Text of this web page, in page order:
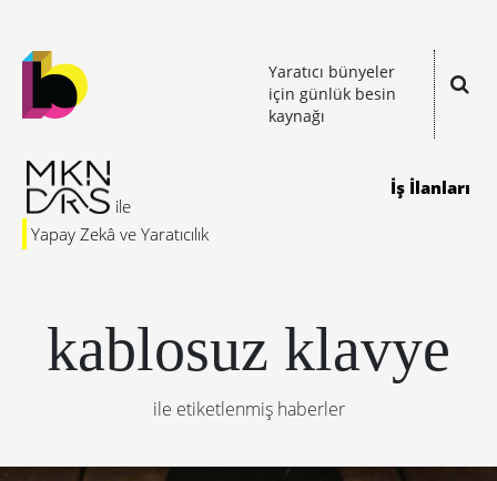
Yaratıcı bünyeler
için günlük besin
kaynağı
Yapay Zekâ ve Yaratıcılık
İş İlanları
kablosuz klavye
ile etiketlenmiş haberler